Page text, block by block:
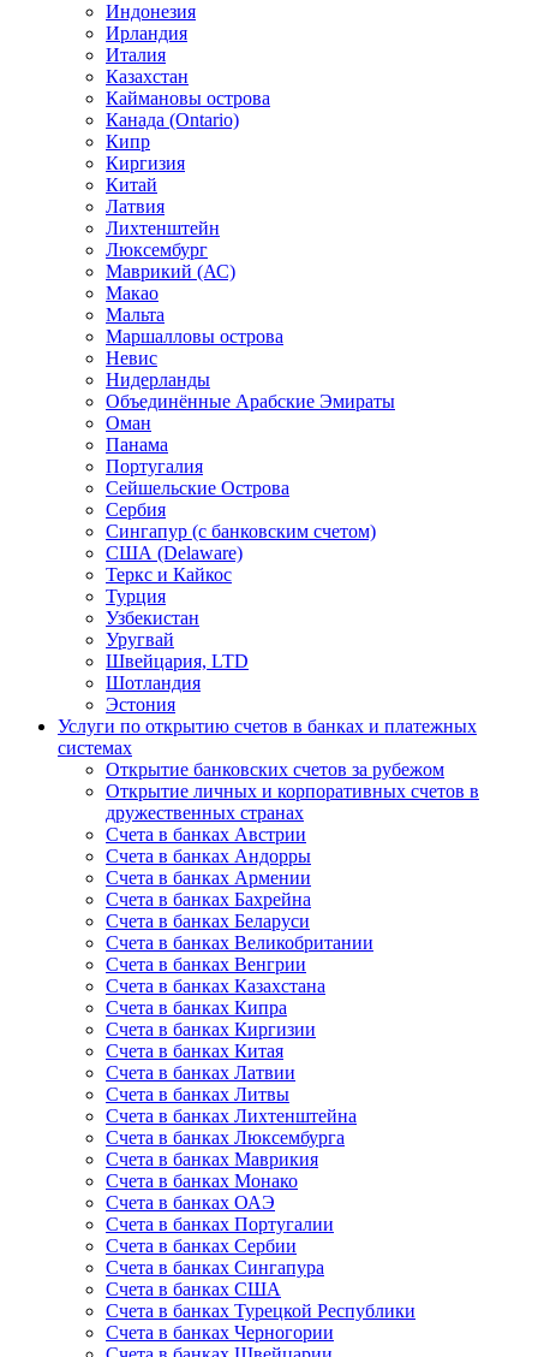
Индонезия
Ирландия
Италия
Казахстан
Каймановы острова
Канада (Ontario)
Кипр
Киргизия
Китай
Латвия
Лихтенштейн
Люксембург
Маврикий (АС)
Макао
Мальта
Маршалловы острова
Нeвис
Нидерланды
Объединённые Арабские Эмираты
Оман
Панама
Португалия
Сейшельские Острова
Сербия
Сингапур (c банковским счетом)
США (Delaware)
Теркс и Кайкос
Турция
Узбекистан
Уругвай
Швейцария, LTD
Шотландия
Эстония
Услуги по открытию счетов в банках и платежных
системах
Открытие банковских счетов за рубежом
Открытие личных и корпоративных счетов в
дружественных странах
Счета в банках Австрии
Счета в банках Андорры
Счета в банках Армении
Счета в банках Бахрейна
Счета в банках Беларуси
Счета в банках Великобритании
Счета в банках Венгрии
Счета в банках Казахстана
Счета в банках Кипра
Счета в банках Киргизии
Счета в банках Китая
Счета в банках Латвии
Счета в банках Литвы
Счета в банках Лихтенштейна
Счета в банках Люксембурга
Счета в банках Маврикия
Счета в банках Монако
Счета в банках ОАЭ
Счета в банках Португалии
Счета в банках Сербии
Счета в банках Сингапура
Счета в банках США
Счета в банках Турецкой Республики
Счета в банках Черногории